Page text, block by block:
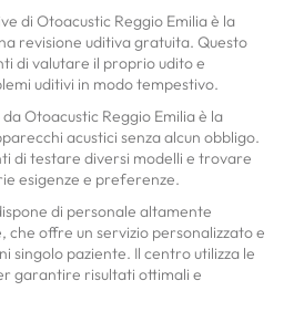
di Otoacustic Reggio Emilia è la
revisione uditiva gratuita. Questo
di valutare il proprio udito e
uditivi in modo tempestivo.
Otoacustic Reggio Emilia è la
acustici senza alcun obbligo.
di testare diversi modelli e trovare
esigenze e preferenze.
di personale altamente
offre un servizio personalizzato e
singolo paziente. Il centro utilizza le
garantire risultati ottimali e